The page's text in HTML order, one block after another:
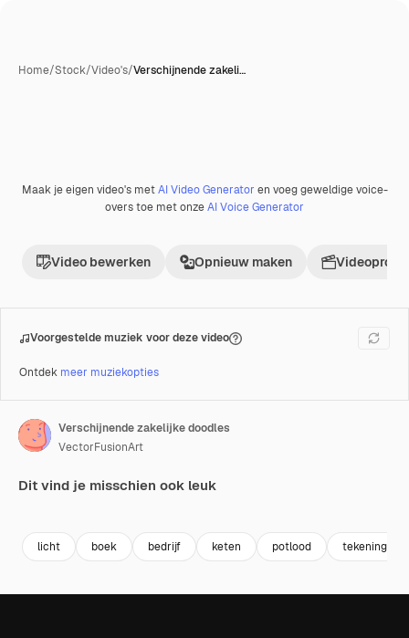
Home/Stock/Video's/Verschijnende zakeli…
PremiumMet AI gegenereerd
Maak je eigen video's metAI Video Generator en voeg geweldige voice-
overs toe met onzeAI Voice Generator
Video bewerken Opnieuw maken
Voorgestelde muziek voor deze video
Ontdek meer muziekopties
Verschijnende zakelijke doodles
VectorFusionArt
Dit vind je misschien ook leuk
licht boek bedrijf keten potlood tekening